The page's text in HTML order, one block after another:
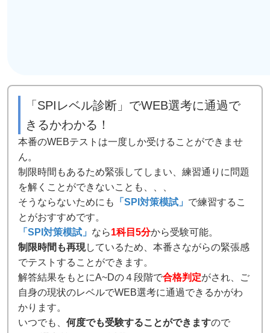
「SPIレベル診断」でWEB選考に通過で
きるかわかる！
本番のWEBテストは一度しか受けることができませ
ん。
制限時間もあるため緊張してしまい、練習通りに問題
を解くことができないことも、、、
そうならないためにも
「SPI対策模試」 で練習するこ
とがおすすめです。
「SPI対策模試」 なら1科目5分から受験可能。
制限時間も再現しているため、本番さながらの緊張感
でテストすることができます。
解答結果をもとにA~Dの４段階で合格判定がされ、ご
自身の現状のレベルでWEB選考に通過できるかがわ
かります。
いつでも、 何度でも受験することができますので